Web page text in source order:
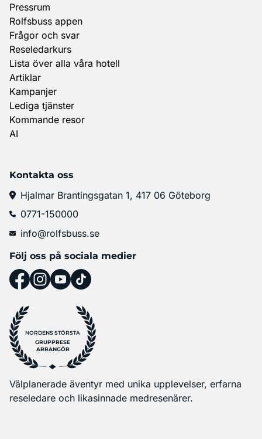
Pressrum
Rolfsbuss appen
Frågor och svar
Reseledarkurs
Lista över alla våra hotell
Artiklar
Kampanjer
Lediga tjänster
Kommande resor
AI
Kontakta oss
Hjalmar Brantingsgatan 1, 417 06 Göteborg
0771-150000
info@rolfsbuss.se
Följ oss på sociala medier
NORDENS STÖRSTA
GRUPPRESE
ARRANGÖR
Välplanerade äventyr med unika upplevelser, erfarna
reseledare och likasinnade medresenärer.